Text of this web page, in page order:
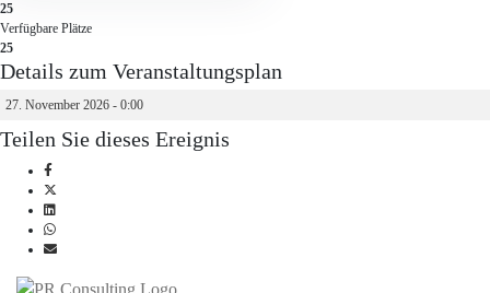
25
Verfügbare Plätze
25
Details zum Veranstaltungsplan
27. November 2026 - 0:00
Teilen Sie dieses Ereignis